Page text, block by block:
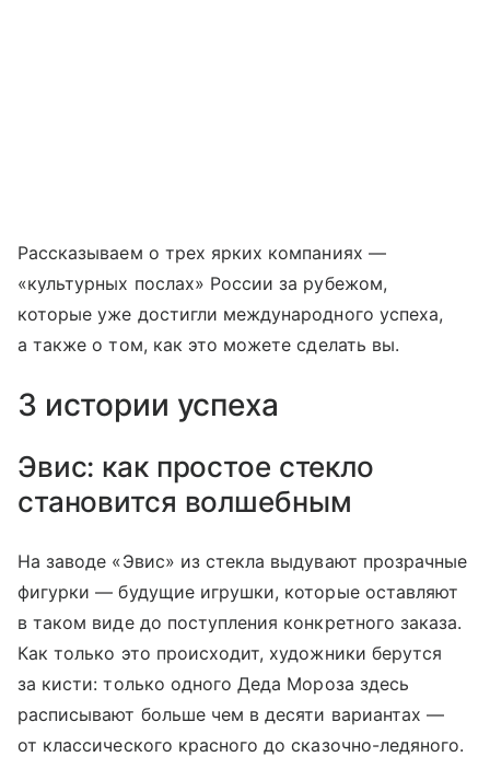
Рассказываем о трех ярких компаниях —
«культурных послах» России за рубежом,
которые уже достигли международного успеха,
а также о том, как это можете сделать вы.
3 истории успеха
Эвис: как простое стекло
становится волшебным
На заводе «Эвис» из стекла выдувают прозрачные
фигурки — будущие игрушки, которые оставляют
в таком виде до поступления конкретного заказа.
Как только это происходит, художники берутся
за кисти: только одного Деда Мороза здесь
расписывают больше чем в десяти вариантах —
от классического красного до сказочно-ледяного.